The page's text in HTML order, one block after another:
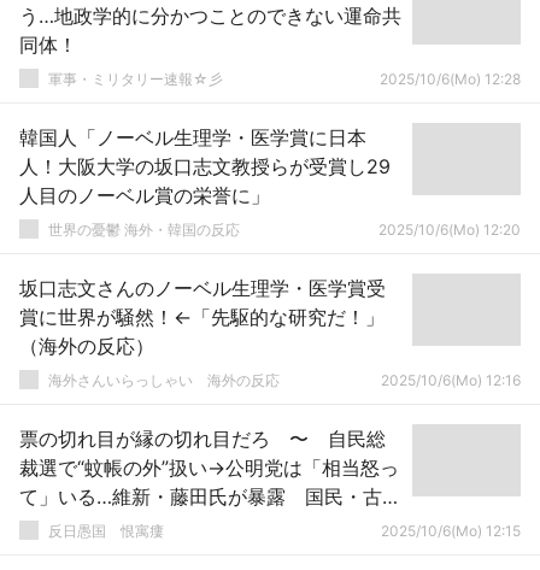
う…地政学的に分かつことのできない運命共
同体！
軍事・ミリタリー速報☆彡 2025/10/6(Mo) 12:28
韓国人「ノーベル生理学・医学賞に日本
人！大阪大学の坂口志文教授らが受賞し29
人目のノーベル賞の栄誉に」
世界の憂鬱 海外・韓国の反応 2025/10/6(Mo) 12:20
坂口志文さんのノーベル生理学・医学賞受
賞に世界が騒然！←「先駆的な研究だ！」
（海外の反応）
海外さんいらっしゃい 海外の反応 2025/10/6(Mo) 12:16
票の切れ目が縁の切れ目だろ 〜 自民総
裁選で“蚊帳の外”扱い→公明党は「相当怒っ
て」いる…維新・藤田氏が暴露 国民・古川
氏も「甘く見ない方がいい」
反日愚国 恨寓瘻 2025/10/6(Mo) 12:15